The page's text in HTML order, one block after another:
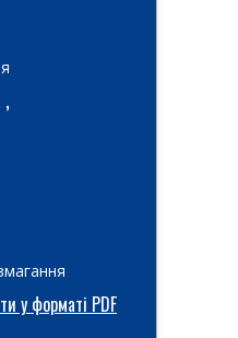
,
у форматі PDF